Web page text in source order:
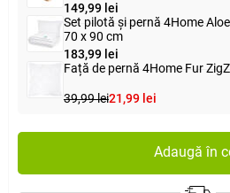
149,99 lei
Set pilotă și pernă 4Home
70 x 90 cm
183,99 lei
Față de pernă 4Home Fur
39,99 lei21,99 lei
Adaugă în